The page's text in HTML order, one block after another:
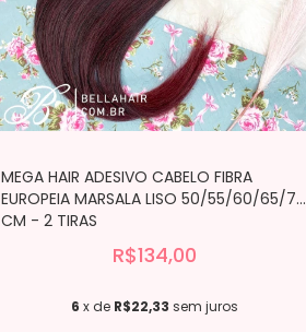
MEGA HAIR ADESIVO CABELO FIBRA
EUROPEIA MARSALA LISO 50/55/60/65/70
CM - 2 TIRAS
R$134,00
6 x de R$22,33 sem juros